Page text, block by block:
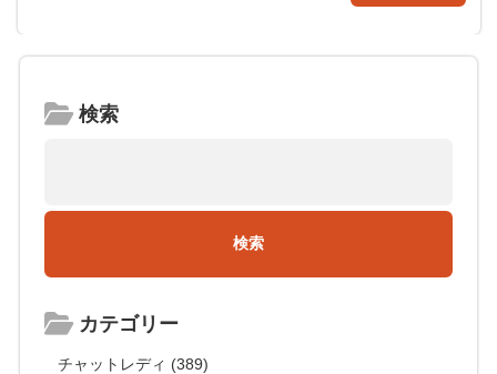
検索
カテゴリー
チャットレディ (389)